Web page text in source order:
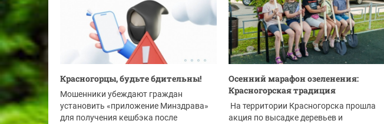
Красногорцы, будьте бдительны!
Мошенники убеждают граждан
установить «приложение Минздрава»
для получения кешбэка после
Осенний марафон озеленения:
Красногорская традиция
На территории Красногорска прошла
акция по высадке деревьев и